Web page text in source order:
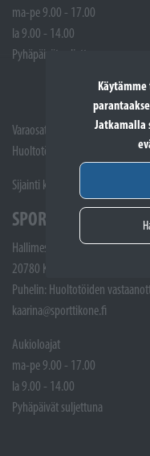
Jatkamalla
ma-pe 9.00 - 17.00
la 9.00 - 14.00
Pyhäpäivät suljettuna
Varaosat: (02) 721 1407
Huoltotöiden vastaanotto: 02
Sijainti kartalla
SPORTTIKONE
Hallimestarinkatu 4
20780 Kaarina
Puhelin: Huoltotöiden
kaarina@sporttikone.fi
Aukioloajat
ma-pe 9.00 - 17.00
la 9.00 - 14.00
Pyhäpäivät suljettuna